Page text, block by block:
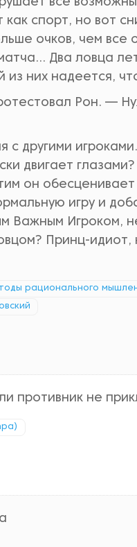
все
спорт, но вот
очков, чем все
Два ловца
из них надеется,
Рон. —
с другими
двигает
он
игру и
Важным Игроком,
Принц-идиот,
рационального
противник не